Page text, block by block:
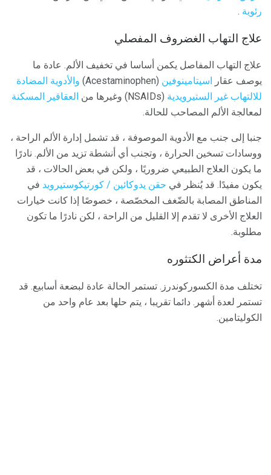
رئوية .
علاج التهاب الغضروف المفصلي
علاج التهاب المفاصل يكمن أساسا في تخفيف الألم. عادة ما
يوصف عقار
اسيتامينوفين (Acestaminophen)
والأدوية المضادة
للالتهاب غير الستيرويدية (NSAIDs) وغيرها من
العقاقير المسكنة
لمعالجة الألم المصاحب للحالة.
جنبا إلى جنب مع الأدوية الموصوفة ، قد تشمل إدارة الألم الراحة ،
ووسادات تسخين الحرارة ، وتجنب أي أنشطة تزيد من الألم. نادرًا
ما يكون العلاج الطبيعي ضروريًا ، ولكن في بعض الحالات ، قد
يكون مفيدًا. قد يُنظر في حقن يدوكائين / كورتيكوستيرويد في
المناطق المصابة بالضّغف المخصّصة ، خصوصًا إذا كانت خيارات
العلاج الأخرى لا تقدم إلا القليل من الراحة ، لكن نادرًا ما تكون
مطلوبة.
مدة أعراض الكتثوره
تختلف مدة الكسوركوندرز. تستمر الحالة عادة لبضعة أسابيع. قد
تستمر لعدة أشهر. دائما تقريبا ، يتم حلها بعد عام واحد من
الكوليتامين.